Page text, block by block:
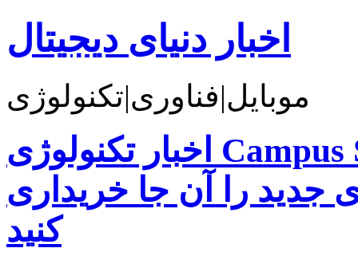
اخبار دنیای دیجیتال
موبایل|فناوری|تکنولوژی
اخبار تکنولوژی Campus Store اپل فردا بازگشایی می
جدید را آن جا خریداری
کنید